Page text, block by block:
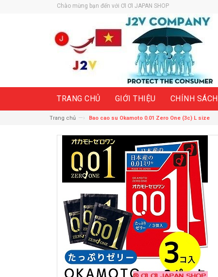
Chào mừng bạn đến với ƠI ƠI JAPAN SHOP
TRANG CHỦ GIỚI THIỆU CHÍNH SÁCH
Trang chủ —› Bao cao su Okamoto 0.01 Zero One (3c) L size